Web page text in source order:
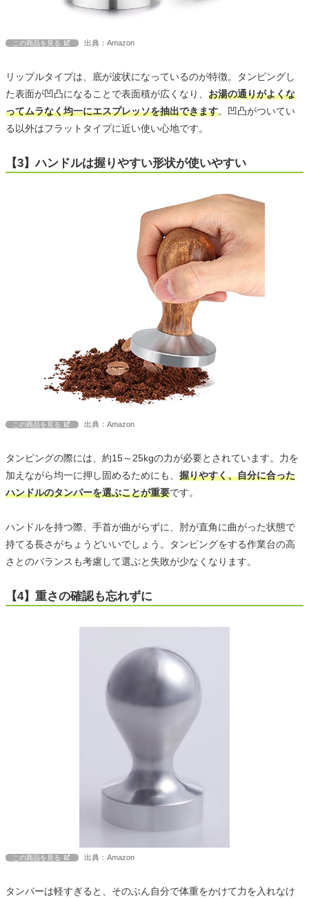
この商品を見る 出典：Amazon
リップルタイプは、底が波状になっているのが特徴。タンピングし
た表面が凹凸になることで表面積が広くなり、 お湯の通りがよくな
ってムラなく均一にエスプレッソを抽出できます。凹凸がついてい
る以外はフラットタイプに近い使い心地です。
【3】ハンドルは握りやすい形状が使いやすい
この商品を見る 出典：Amazon
タンピングの際には、約15～25kgの力が必要とされています。力を
加えながら均一に押し固めるためにも、 握りやすく、自分に合った
ハンドルのタンパーを選ぶことが重要です。
ハンドルを持つ際、手首が曲がらずに、肘が直角に曲がった状態で
持てる長さがちょうどいいでしょう。タンピングをする作業台の高
さとのバランスも考慮して選ぶと失敗が少なくなります。
【4】重さの確認も忘れずに
この商品を見る 出典：Amazon
タンパーは軽すぎると、そのぶん自分で体重をかけて力を入れなけ